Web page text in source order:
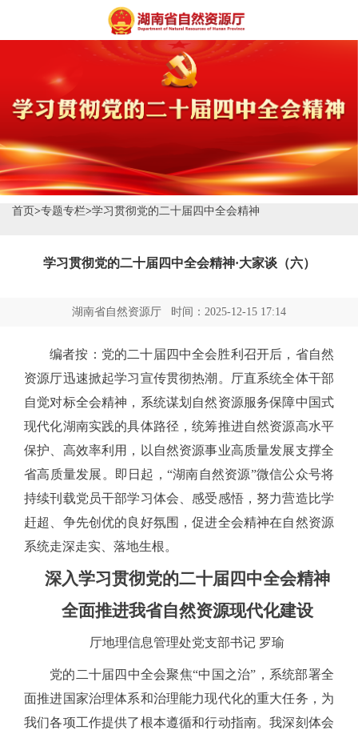
首页>专题专栏>学习贯彻党的二十届四中全会精神
学习贯彻党的二十届四中全会精神·大家谈（六）
湖南省自然资源厅 时间：2025-12-15 17:14
编者按：党的二十届四中全会胜利召开后，省自然
资源厅迅速掀起学习宣传贯彻热潮。厅直系统全体干部
自觉对标全会精神，系统谋划自然资源服务保障中国式
现代化湖南实践的具体路径，统筹推进自然资源高水平
保护、高效率利用，以自然资源事业高质量发展支撑全
省高质量发展。即日起， “湖南自然资源”微信公众号将
持续刊载党员干部学习体会、感受感悟，努力营造比学
赶超、争先创优的良好氛围，促进全会精神在自然资源
系统走深走实、落地生根。
深入学习贯彻党的二十届四中全会精神
全面推进我省自然资源现代化建设
厅地理信息管理处党支部书记 罗瑜
党的二十届四中全会聚焦“中国之治”，系统部署全
面推进国家治理体系和治理能力现代化的重大任务，为
我们各项工作提供了根本遵循和行动指南。我深刻体会